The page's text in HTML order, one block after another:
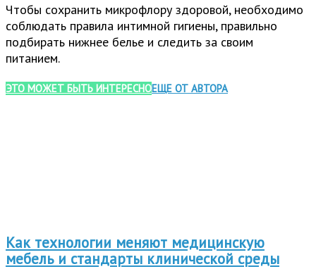
Чтобы сохранить микрофлору здоровой, необходимо
соблюдать правила интимной гигиены, правильно
подбирать нижнее белье и следить за своим
питанием.
ЭТО МОЖЕТ БЫТЬ ИНТЕРЕСНОЕЩЕ ОТ АВТОРА
Как технологии меняют медицинскую
мебель и стандарты клинической среды